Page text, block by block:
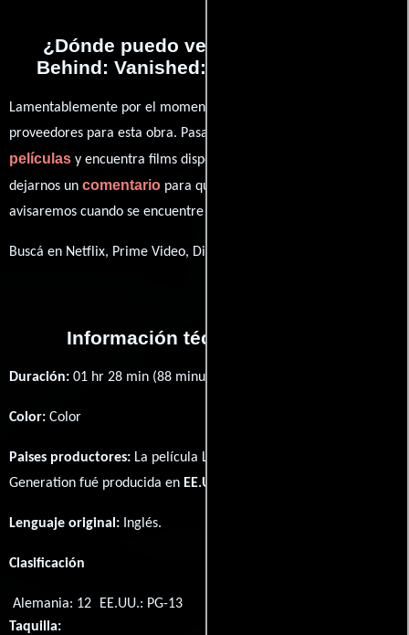
¿Dónde puedo ver la películas Left
Behind: Vanished: Next Generation?
Lamentablemente por el momento no contamos con enlaces a
proveedores para esta obra. Pasa por nuestro catálogo de
películas y encuentra films disponibles. También puedes
dejarnos un comentario para que le demos prioridad y te
avisaremos cuando se encuentre disponible
Buscá en Netflix, Prime Video, Disney+
Información técnica y general
Duración: 01 hr 28 min (88 minutos) .
Color: Color
Paises productores: La película Left Behind: Vanished: Next
Generation fué producida en EE.UU.
Lenguaje original: Inglés.
Clasificación
Alemania: 12
EE.UU.: PG-13
Taquilla: